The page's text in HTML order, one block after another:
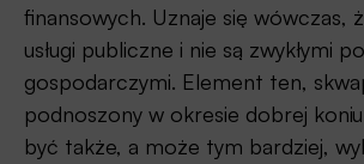
finansowych. Uznaje się wówczas,
usługi publiczne i nie są zwykłymi
gospodarczymi. Element ten,
podnoszony w okresie dobrej
być także, a może tym bardziej,